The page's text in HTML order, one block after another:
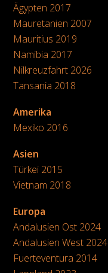
Ägypten 2017
Mauretanien 2007
Mauritius 2019
Namibia 2017
Nilkreuzfahrt 2026
Tansania 2018
Amerika
Mexiko 2016
Asien
Türkei 2015
Vietnam 2018
Europa
Andalusien Ost 2024
Andalusien West 2024
Fuerteventura 2014